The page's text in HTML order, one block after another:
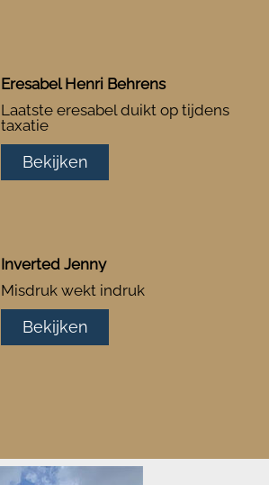
Eresabel Henri Behrens
Laatste eresabel duikt op tijdens
taxatie
Bekijken
Inverted Jenny
Misdruk wekt indruk
Bekijken